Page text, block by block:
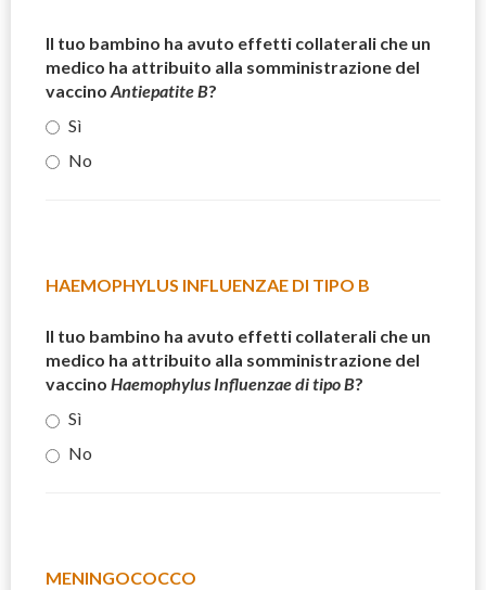
Il tuo bambino ha avuto effetti collaterali che un
medico ha attribuito alla somministrazione del
vaccino Antiepatite B?
Sì
No
HAEMOPHYLUS INFLUENZAE DI TIPO B
Il tuo bambino ha avuto effetti collaterali che un
medico ha attribuito alla somministrazione del
vaccino Haemophylus Influenzae di tipo B?
Sì
No
MENINGOCOCCO